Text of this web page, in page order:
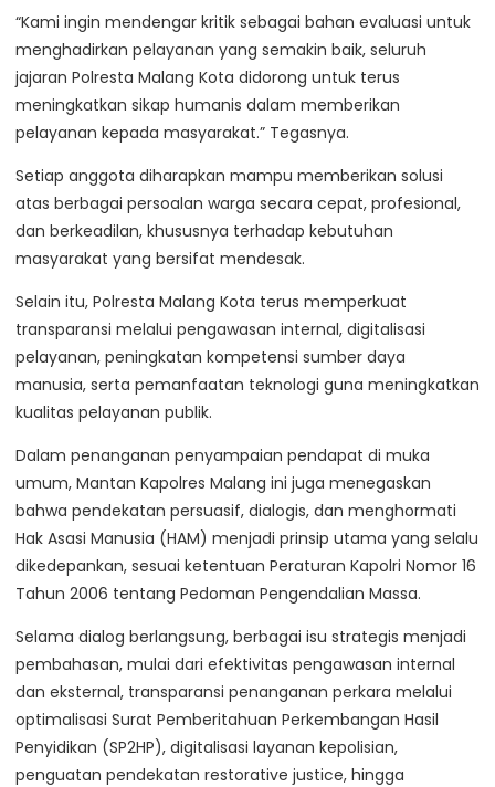
“Kami ingin mendengar kritik sebagai bahan evaluasi untuk
menghadirkan pelayanan yang semakin baik, seluruh
jajaran Polresta Malang Kota didorong untuk terus
meningkatkan sikap humanis dalam memberikan
pelayanan kepada masyarakat.” Tegasnya.
Setiap anggota diharapkan mampu memberikan solusi
atas berbagai persoalan warga secara cepat, profesional,
dan berkeadilan, khususnya terhadap kebutuhan
masyarakat yang bersifat mendesak.
Selain itu, Polresta Malang Kota terus memperkuat
transparansi melalui pengawasan internal, digitalisasi
pelayanan, peningkatan kompetensi sumber daya
manusia, serta pemanfaatan teknologi guna meningkatkan
kualitas pelayanan publik.
Dalam penanganan penyampaian pendapat di muka
umum, Mantan Kapolres Malang ini juga menegaskan
bahwa pendekatan persuasif, dialogis, dan menghormati
Hak Asasi Manusia (HAM) menjadi prinsip utama yang selalu
dikedepankan, sesuai ketentuan Peraturan Kapolri Nomor 16
Tahun 2006 tentang Pedoman Pengendalian Massa.
Selama dialog berlangsung, berbagai isu strategis menjadi
pembahasan, mulai dari efektivitas pengawasan internal
dan eksternal, transparansi penanganan perkara melalui
optimalisasi Surat Pemberitahuan Perkembangan Hasil
Penyidikan (SP2HP), digitalisasi layanan kepolisian,
penguatan pendekatan restorative justice, hingga